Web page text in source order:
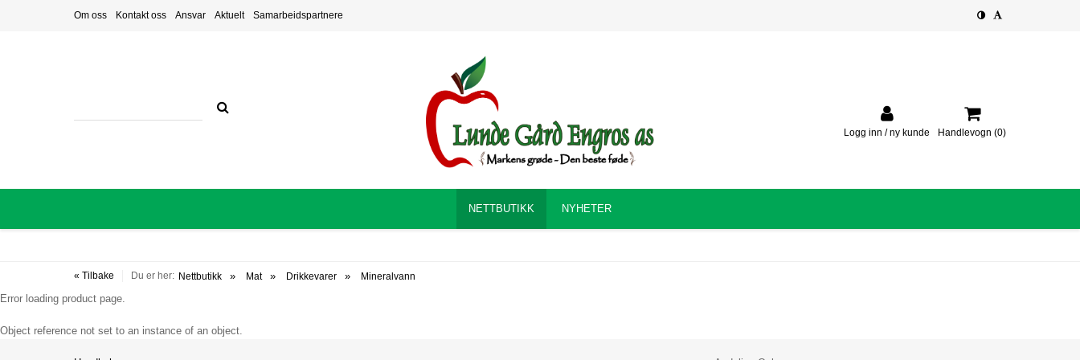
Om oss Kontakt oss Ansvar Aktuelt Samarbeidspartnere
Logg inn / ny kunde Handlevogn (0)
NETTBUTIKK NYHETER
« Tilbake Du er her: Nettbutikk Mat Drikkevarer Mineralvann
Error loading product page.
Object reference not set to an instance of an object.